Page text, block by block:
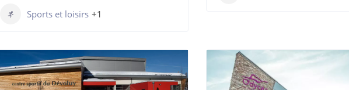
Sports et loisirs +1